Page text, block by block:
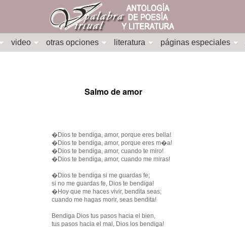
video otras opciones literatura páginas especiales
Salmo de amor
�Dios te bendiga, amor, porque eres bella!
�Dios te bendiga, amor, porque eres m�a!
�Dios te bendiga, amor, cuando te miro!
�Dios te bendiga, amor, cuando me miras!
�Dios te bendiga si me guardas fe;
si no me guardas fe, Dios te bendiga!
�Hoy que me haces vivir, bendita seas;
cuando me hagas morir, seas bendita!
Bendiga Dios tus pasos hacia el bien,
tus pasos hacia el mal, Dios los bendiga!